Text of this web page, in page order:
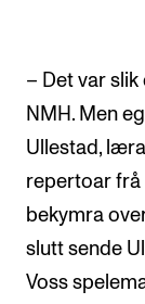
– Det var
NMH. Men
Ullestad,
repertoar frå
bekymra
slutt sende
Voss